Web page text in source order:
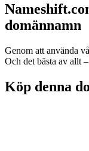
domännamn
Genom att använda
Och det bästa av allt
Köp denna